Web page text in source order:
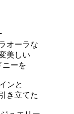
オーラな
美しい
ニーを
ンと
き立てた